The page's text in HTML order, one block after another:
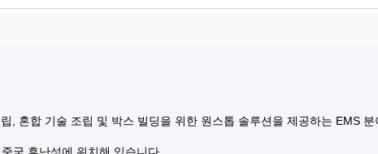
, 혼합 기술 조립 및 박스 빌딩을 위한 원스톱 솔루션을 제공하는 EMS 분